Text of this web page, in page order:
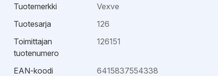
Tuotemerkki
Vexve
Tuotesarja
126
Toimittajan
tuotenumero
126151
EAN-koodi
6415837554338